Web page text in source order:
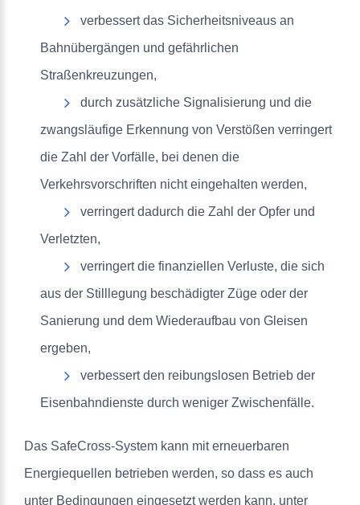
verbessert das Sicherheitsniveaus an
Bahnübergängen und gefährlichen
Straßenkreuzungen,
durch zusätzliche Signalisierung und die
zwangsläufige Erkennung von Verstößen verringert
die Zahl der Vorfälle, bei denen die
Verkehrsvorschriften nicht eingehalten werden,
verringert dadurch die Zahl der Opfer und
Verletzten,
verringert die finanziellen Verluste, die sich
aus der Stilllegung beschädigter Züge oder der
Sanierung und dem Wiederaufbau von Gleisen
ergeben,
verbessert den reibungslosen Betrieb der
Eisenbahndienste durch weniger Zwischenfälle.
Das SafeCross-System kann mit erneuerbaren
Energiequellen betrieben werden, so dass es auch
unter Bedingungen eingesetzt werden kann, unter